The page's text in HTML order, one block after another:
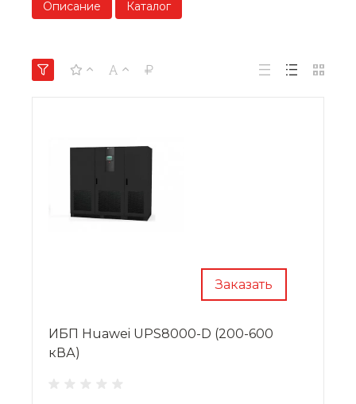
Описание Каталог
Заказать
ИБП Huawei UPS8000-D (200-600
кВА)